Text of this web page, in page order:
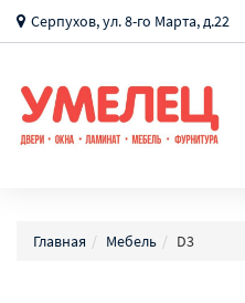
Серпухов, ул. 8-го Марта, д.22
Главная Мебель D3